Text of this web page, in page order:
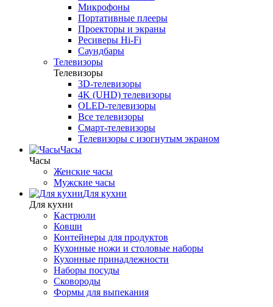
Микрофоны
Портативные плееры
Проекторы и экраны
Ресиверы Hi-Fi
Саундбары
Телевизоры
Телевизоры
3D-телевизоры
4K (UHD) телевизоры
OLED-телевизоры
Все телевизоры
Смарт-телевизоры
Телевизоры с изогнутым экраном
Часы
Часы
Женские часы
Мужские часы
Для кухни
Для кухни
Кастрюли
Ковши
Контейнеры для продуктов
Кухонные ножи и столовые наборы
Кухонные принадлежности
Наборы посуды
Сковороды
Формы для выпекания